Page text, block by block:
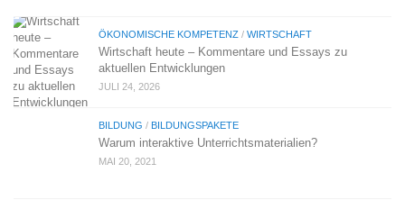
ÖKONOMISCHE KOMPETENZ / WIRTSCHAFT
Wirtschaft heute – Kommentare und Essays zu
aktuellen Entwicklungen
JULI 24, 2026
BILDUNG / BILDUNGSPAKETE
Warum interaktive Unterrichtsmaterialien?
MAI 20, 2021